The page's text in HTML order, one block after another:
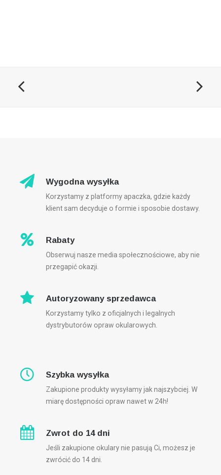
Wygodna wysyłka
Korzystamy z platformy apaczka, gdzie każdy
klient sam decyduje o formie i sposobie dostawy.
Rabaty
Obserwuj nasze media społecznościowe, aby nie
przegapić okazji.
Autoryzowany sprzedawca
Korzystamy tylko z oficjalnych i legalnych
dystrybutorów opraw okularowych.
Szybka wysyłka
Zakupione produkty wysyłamy jak najszybciej. W
miarę dostępności opraw nawet w 24h!
Zwrot do 14 dni
Jeśli zakupione okulary nie pasują Ci, możesz je
zwrócić do 14 dni.